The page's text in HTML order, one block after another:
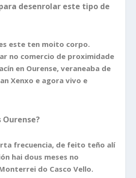
desenrolar este tipo de
este ten moito corpo.
no comercio de proximidade
en Ourense, veraneaba de
Xenxo e agora vivo e
Ourense?
frecuencia, de feito teño alí
hai dous meses no
do Casco Vello.